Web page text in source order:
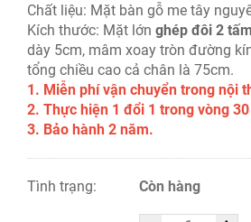
Chất liệu: Mặt bàn gỗ me tây
Kích thước: Mặt lớn ghép đôi 2 tấm
dày 5cm, mâm xoay tròn đường
tổng chiều cao cả chân là 75cm.
1. Miễn phí vận chuyển trong nội
2. Thực hiện 1 đổi 1 trong vòng
3. Bảo hành 2 năm.
Tình trạng: Còn hàng